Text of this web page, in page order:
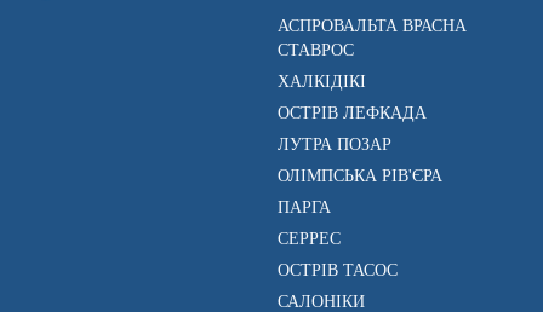
АСПРОВАЛЬТА ВРАСНА
СТАВРОС
ХАЛКІДІКІ
ОСТРІВ ЛЕФКАДА
ЛУТРА ПОЗАР
ОЛІМПСЬКА РІВ'ЄРА
ПАРГА
СЕРРЕС
ОСТРІВ ТАСОС
САЛОНІКИ